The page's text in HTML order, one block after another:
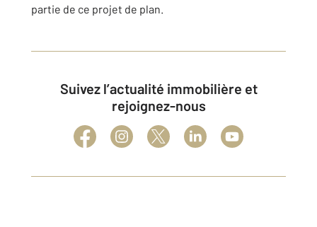
partie de ce projet de plan.
Suivez l’actualité immobilière et
rejoignez-nous